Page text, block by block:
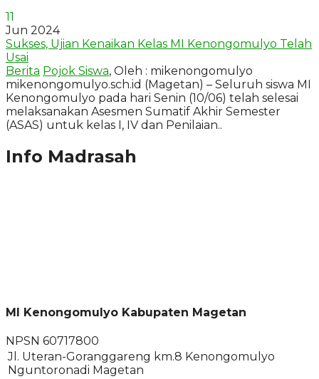
11
Jun 2024
Sukses, Ujian Kenaikan Kelas MI Kenongomulyo Telah
Usai
Berita Pojok Siswa, Oleh : mikenongomulyo
mikenongomulyo.sch.id (Magetan) – Seluruh siswa MI
Kenongomulyo pada hari Senin (10/06) telah selesai
melaksanakan Asesmen Sumatif Akhir Semester
(ASAS) untuk kelas I, IV dan Penilaian..
Info Madrasah
MI Kenongomulyo Kabupaten Magetan
NPSN 60717800
Jl. Uteran-Goranggareng km.8 Kenongomulyo
Nguntoronadi Magetan